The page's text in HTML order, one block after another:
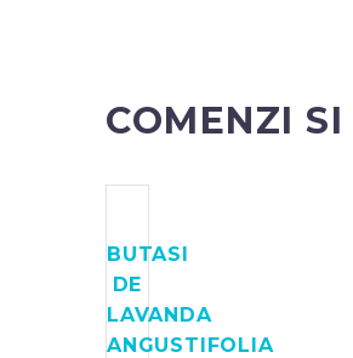
COMENZI
BUTASI
DE
LAVANDA
ANGUSTIFOLIA